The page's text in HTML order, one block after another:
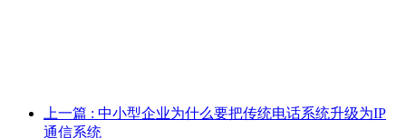
上一篇 : 中小型企业为什么要把传统电话系统升级为IP
通信系统